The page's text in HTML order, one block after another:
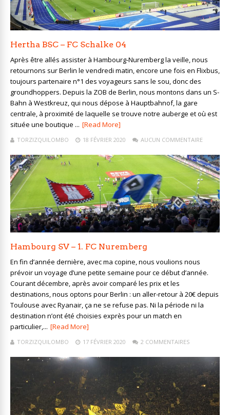
Hertha BSC – FC Schalke 04
Après être allés assister à Hambourg-Nuremberg la veille, nous
retournons sur Berlin le vendredi matin, encore une fois en Flixbus,
toujours partenaire n°1 des voyageurs sans le sou, donc des
groundhoppers. Depuis la ZOB de Berlin, nous montons dans un S-
Bahn à Westkreuz, qui nous dépose à Hauptbahnof, la gare
centrale, à proximité de laquelle se trouve notre auberge et où est
située une boutique ... [Read More]
TORZIZQUILOMBO 18 FÉVRIER 2020 AUCUN COMMENTAIRE
Hambourg SV – 1. FC Nuremberg
En fin d’année dernière, avec ma copine, nous voulions nous
prévoir un voyage d’une petite semaine pour ce début d’année.
Courant décembre, après avoir comparé les prix et les
destinations, nous optons pour Berlin : un aller-retour à 20€ depuis
Toulouse avec Ryanair, ça ne se refuse pas. Ni la période ni la
destination n’ont été choisies exprès pour un match en
particulier,... [Read More]
TORZIZQUILOMBO 17 FÉVRIER 2020 2 COMMENTAIRES